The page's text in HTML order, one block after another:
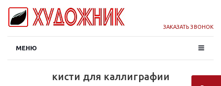
ЗАКАЗАТЬ ЗВОНОК
МЕНЮ
кисти для каллиграфии